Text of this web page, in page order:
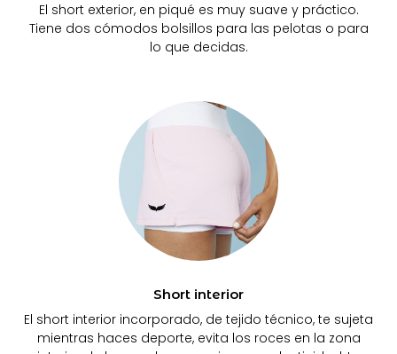
El short exterior, en piqué es muy suave y práctico.
Tiene dos cómodos bolsillos para las pelotas o para
lo que decidas.
Short interior
El short interior incorporado, de tejido técnico, te sujeta
mientras haces deporte, evita los roces en la zona